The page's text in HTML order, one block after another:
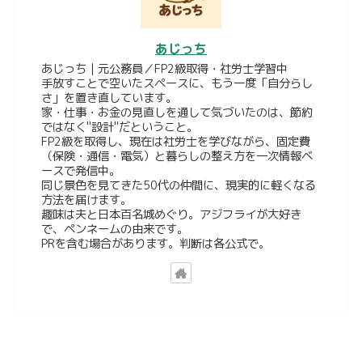
あじっち
あじっち｜元公務員／FP2級取得・社労士学習中
手放すことで空いたスペースに、もう一度「自分らし
さ」を置き直しています。
家・仕事・お金の見直しを通して気づいたのは、節約
ではなく"設計"だということ。
FP2級を取得し、現在は社労士を学びながら、固定費
（保険・通信・電気）と暮らしの整え方を一次情報ベ
ースで発信中。
同じ景色を見てきた50代の仲間に、現実的に軽くなる
方法を届けます。
趣味は夫と日本百名城めぐり。アジフライが大好き
で、ペンネームの由来です。
PRを含む場合があります。判断は各公式で。